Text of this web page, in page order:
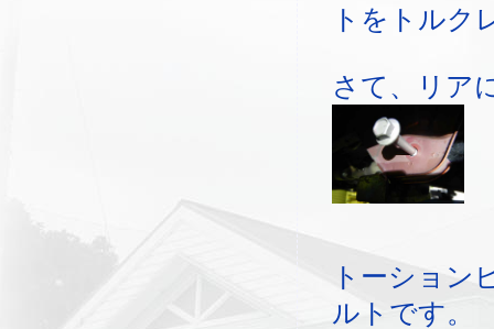
トをトルク
さて、リア
トーション
ルトです。